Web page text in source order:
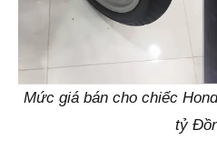
Mức giá bán cho chiếc
tỷ